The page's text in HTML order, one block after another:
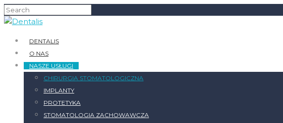
DENTALIS
O NAS
NASZE USŁUGI
CHIRURGIA STOMATOLOGICZNA
IMPLANTY
PROTETYKA
STOMATOLOGIA ZACHOWAWCZA